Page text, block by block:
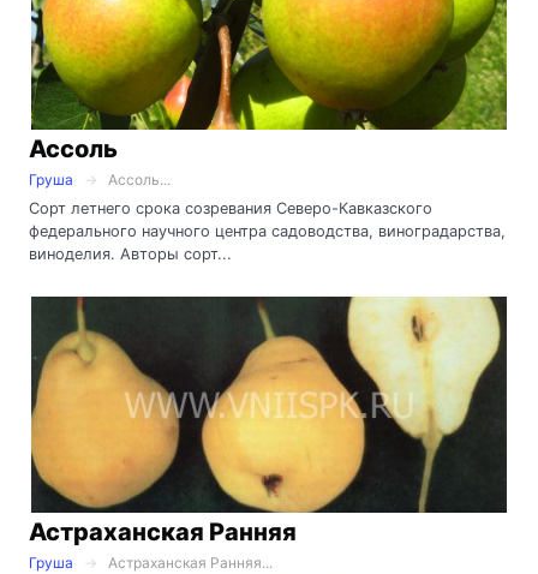
Ассоль
Груша
Ассоль...
Сорт летнего срока созревания Северо-Кавказского
федерального научного центра садоводства, виноградарства,
виноделия. Авторы сорт...
Астраханская Ранняя
Груша
Астраханская Ранняя...